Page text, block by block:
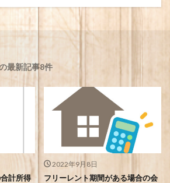
最新記事8件
計所得
2022年9月8日
フリーレント期間がある場合の会